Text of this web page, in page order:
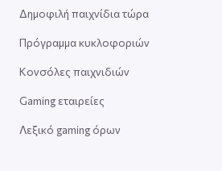
Δημοφιλή παιχνίδια τώρα
Πρόγραμμα κυκλοφοριών
Κονσόλες παιχνιδιών
Gaming εταιρείες
Λεξικό gaming όρων